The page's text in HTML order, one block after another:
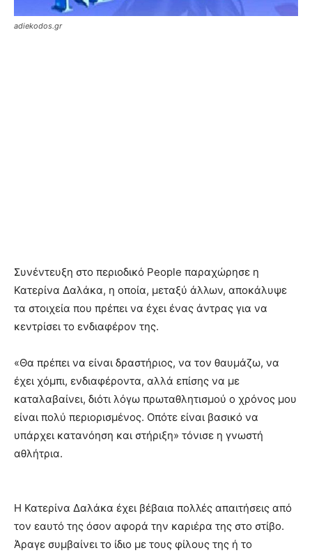
adiekodos.gr
Συνέντευξη στο περιοδικό People παραχώρησε η
Κατερίνα Δαλάκα, η οποία, μεταξύ άλλων, αποκάλυψε
τα στοιχεία που πρέπει να έχει ένας άντρας για να
κεντρίσει το ενδιαφέρον της.
«Θα πρέπει να είναι δραστήριος, να τον θαυμάζω, να
έχει χόμπι, ενδιαφέροντα, αλλά επίσης να με
καταλαβαίνει, διότι λόγω πρωταθλητισμού ο χρόνος μου
είναι πολύ περιορισμένος. Οπότε είναι βασικό να
υπάρχει κατανόηση και στήριξη» τόνισε η γνωστή
αθλήτρια.
Η Κατερίνα Δαλάκα έχει βέβαια πολλές απαιτήσεις από
τον εαυτό της όσον αφορά την καριέρα της στο στίβο.
Άραγε συμβαίνει το ίδιο με τους φίλους της ή το